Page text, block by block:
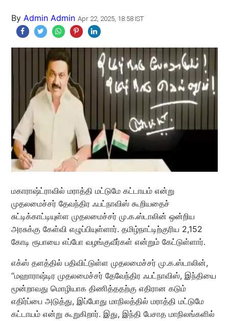
By Admin Admin Apr 22, 2025, 18:58 IST
மகாராஷ்ட்ராவில் மராத்தி மட்டுமே கட்டாயம் என்று
முதலமைச்சர் தேவந்திர ஃபட்நாவிஸ் கூறியதைச்
சுட்டிக்காட்டியுள்ள முதலமைச்சர் மு.க.ஸ்டாலின் ஒன்றிய
அரசுக்கு கேள்வி எழுப்பியுள்ளார். தமிழ்நாட்டிற்குரிய 2,152
கோடி ரூபாயை எப்போ வழங்குவீர்கள் என்றும் கேட்டுள்ளார்.
எக்ஸ் தளத்தில் பதிவிட்டுள்ள முதலமைச்சர் மு.க.ஸ்டாலின்,
“மஹாராஷ்டிர முதலமைச்சர் தேவேந்திர ஃபட்நாவிஸ், இந்தியை
மூன்றாவது மொழியாக திணித்ததற்கு எதிரான கடும்
எதிர்ப்பை அடுத்து, இப்போது மாநிலத்தில் மராத்தி மட்டுமே
கட்டாயம் என்று கூறுகிறார். இது, இந்தி பேசாத மாநிலங்களில்